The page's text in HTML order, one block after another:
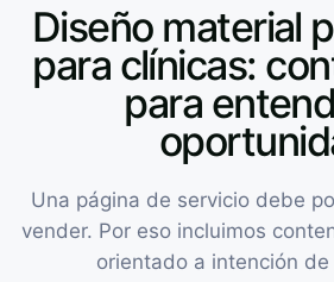
Diseño material
para clínicas:
para
Una página de servicio debe
vender. Por eso incluimos
orientado a intención